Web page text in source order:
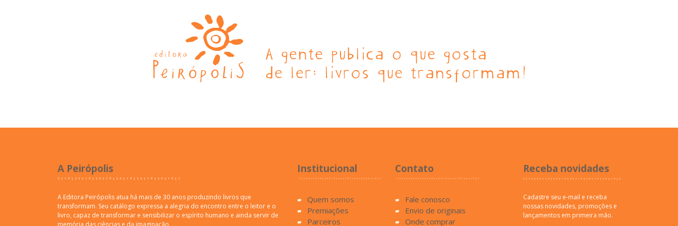
A Peirópolis
A Editora Peirópolis atua há mais de 30 anos produzindo livros que
transformam. Seu catálogo expressa a alegria do encontro entre o leitor e o
livro, capaz de transformar e sensibilizar o espírito humano e ainda servir de
memória das ciências e da imaginação.
Institucional
Quem somos
Premiações
Parceiros
Contato
Fale conosco
Envio de originais
Onde comprar
Receba novidades
Cadastre seu e-mail e receba
nossas novidades, promoções e
lançamentos em primeira mão.